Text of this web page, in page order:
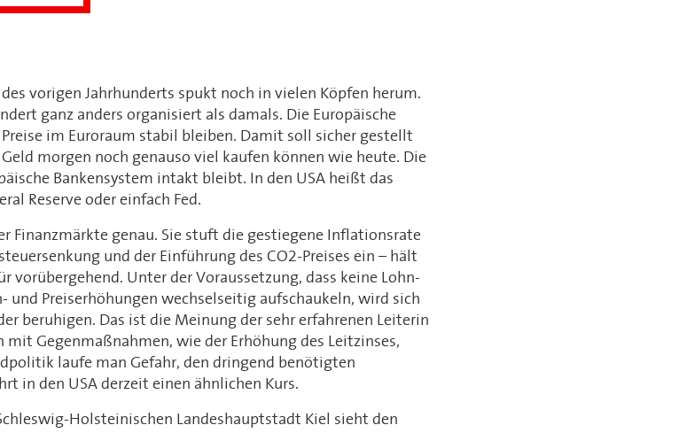
vorigen Jahrhunderts spukt noch in vielen Köpfen herum.
ganz anders organisiert als damals. Die Europäische
im Euroraum stabil bleiben. Damit soll sicher gestellt
morgen noch genauso viel kaufen können wie heute. Die
Bankensystem intakt bleibt. In den USA heißt das
Reserve oder einfach Fed.
Finanzmärkte genau. Sie stuft die gestiegene Inflationsrate
und der Einführung des CO2-Preises ein – hält
vorübergehend. Unter der Voraussetzung, dass keine Lohn-
und Preiserhöhungen wechselseitig aufschaukeln, wird sich
beruhigen. Das ist die Meinung der sehr erfahrenen Leiterin
mit Gegenmaßnahmen, wie der Erhöhung des Leitzinses,
laufe man Gefahr, den dringend benötigten
in den USA derzeit einen ähnlichen Kurs.
Holsteinischen Landeshauptstadt Kiel sieht den